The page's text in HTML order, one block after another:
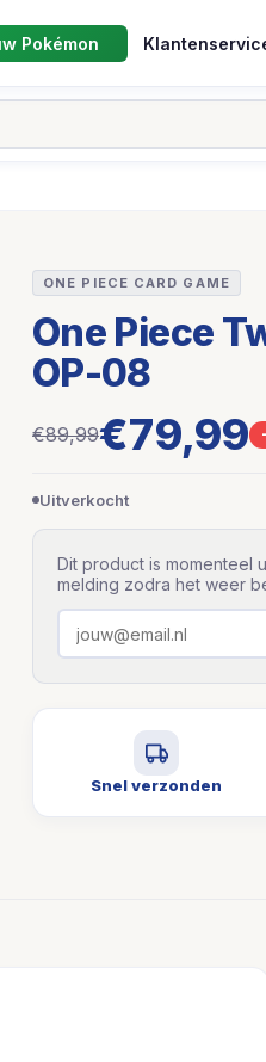
Pokémon
ONE PIECE CARD GAME
One Piece
OP-08
€89,99€79,99
Uitverkocht
Dit product is momenteel
melding zodra het weer
Snel verzonden